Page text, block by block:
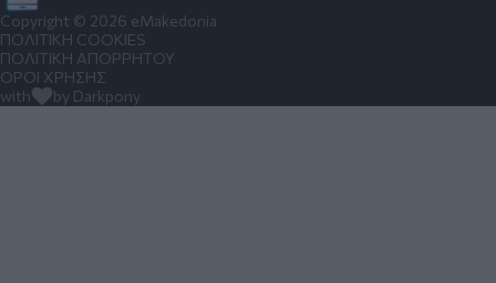
Copyright © 2026 eMakedonia
ΠΟΛΙΤΙΚΗ COOKIES
ΠΟΛΙΤΙΚΗ ΑΠΟΡΡΗΤΟΥ
ΟΡΟΙ ΧΡΗΣΗΣ
with
by Darkpony